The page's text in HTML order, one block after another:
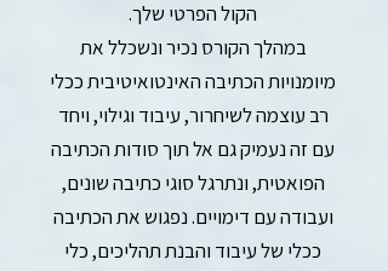
הקול הפרטי שלך.
במהלך הקורס נכיר ונשכלל את
מיומנויות הכתיבה האינטואיטיבית ככלי
רב עוצמה לשיחרור, עיבוד וגילוי, ויחד
עם זה נעמיק גם אל תוך סודות הכתיבה
הפואטית, ונתרגל סוגי כתיבה שונים,
ועבודה עם דימויים. נפגוש את הכתיבה
ככלי של עיבוד והבנת תהליכים, כלי